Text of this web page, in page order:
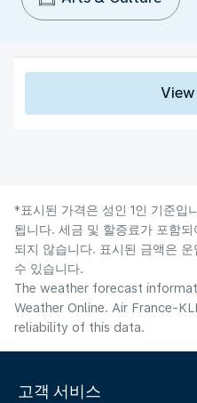
View
*표시된 가격은 성인 1인 기준입
됩니다. 세금 및 할증료가 포함
되지 않습니다. 표시된 금액은
수 있습니다.
The weather forecast
Weather Online. Air France-
reliability of this data.
고객 서비스